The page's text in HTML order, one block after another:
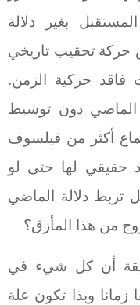
بغير دلالة
حركة تحقيب تاريخي
حركية الزمن.
الماضي دون توسيط
أكثر من فيلسوف
حقيقي لها حتى لو
تربط دلالة الماضي
من هذا المأزق؟
أن كل شيء في
زمانا وبذا تكون علة